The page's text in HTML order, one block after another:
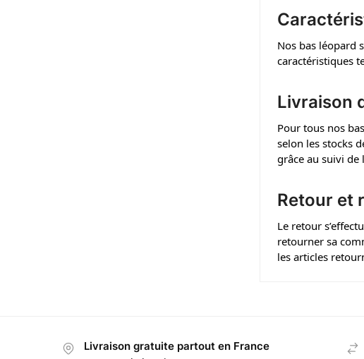
Nos bas léopard
caractéristiques
Livraison
Pour tous nos
selon les stocks
grâce au suivi de
Retour et
Le retour
retourner sa
les articles
Livraison gratuite partout en France